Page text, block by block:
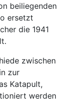
beiliegenden
ersetzt
die 1941
zwischen
zur
Katapult,
werden